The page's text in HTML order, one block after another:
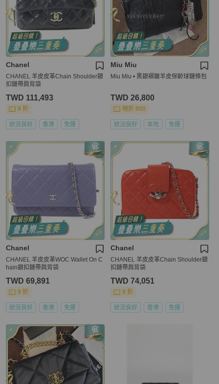
Chanel
CHANEL 羊皮皮革Chain Shoulder銀
扣鏈帶肩背袋
TWD 111,493
9 折
狀況良好 香港 免運
Miu Miu
Miu Miu • 黑銀褶皺羊皮保齡球鏈條包
TWD 26,800
現折 800
狀況良好 本地 免運
Chanel
CHANEL 羊皮皮革WOC Wallet On C
hain銀扣鏈帶肩背袋
TWD 69,891
9 折
狀況良好 香港 免運
Chanel
CHANEL 羊皮皮革Chain Shoulder銀
扣鏈帶肩背袋
TWD 74,051
9 折
狀況良好 香港 免運